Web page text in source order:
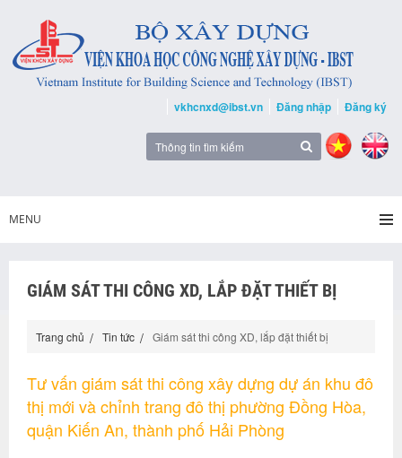
vkhcnxd@ibst.vn Đăng nhập Đăng ký
MENU
GIÁM SÁT THI CÔNG XD, LẮP ĐẶT THIẾT BỊ
Trang chủ Tin tức Giám sát thi công XD, lắp đặt thiết bị
Tư vấn giám sát thi công xây dựng dự án khu đô
thị mới và chỉnh trang đô thị phường Đồng Hòa,
quận Kiến An, thành phố Hải Phòng